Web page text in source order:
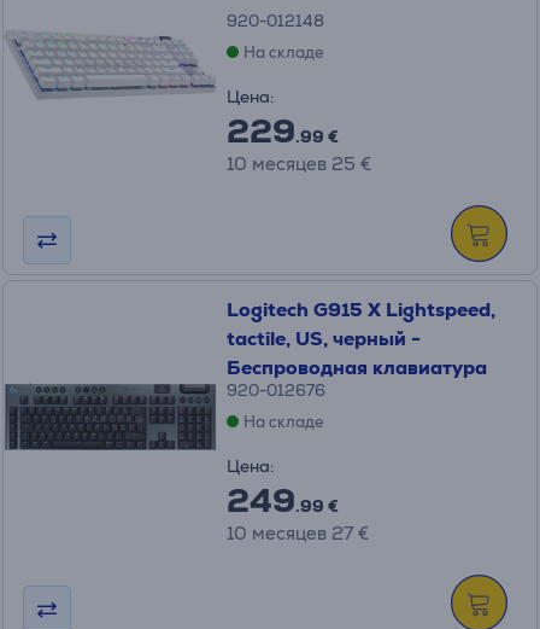
920-012148
На складе
Цена:
229.99 €
10 месяцев 25 €
Logitech G915 X Lightspeed,
tactile, US, черный -
Беспроводная клавиатура
920-012676
На складе
Цена:
249.99 €
10 месяцев 27 €